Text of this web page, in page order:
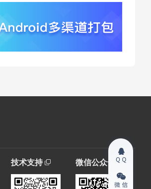
技术支持 微信公众号